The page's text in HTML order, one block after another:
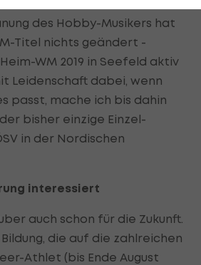
des Hobby-Musikers hat
Titel nichts geändert -
WM 2019 in Seefeld aktiv
Leidenschaft dabei, wenn
passt, mache ich bis dahin
bisher einzige Einzel-
in der Nordischen
interessiert
auch schon für die Zukunft.
die auf die zahlreichen
Athlet (bis Ende August